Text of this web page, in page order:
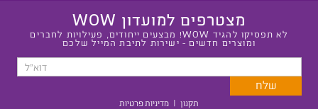
מצטרפים למועדון WOW
לא תפסיקו להגיד WOW! מבצעים ייחודים, פעילויות לחברים
ומוצרים חדשים - ישירות לתיבת המייל שלכם
תקנון | מדיניות פרטיות